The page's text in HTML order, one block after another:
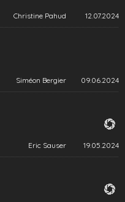
Christine Pahud 12.07.2024
Siméon Bergier 09.06.2024
Eric Sauser 19.05.2024